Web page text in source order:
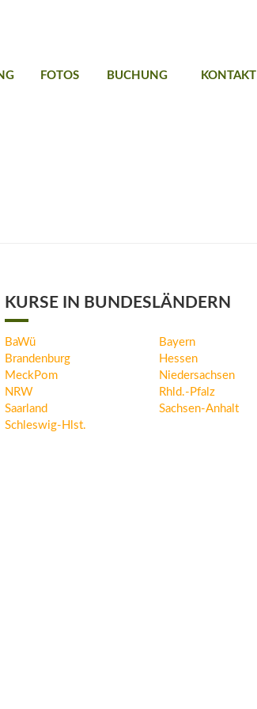
FOTOS BUCHUNG KONTAKT
KURSE IN BUNDESLÄNDERN
BaWü
Bayern
Brandenburg
Hessen
MeckPom
Niedersachsen
NRW
Rhld.-Pfalz
Saarland
Sachsen-Anhalt
Schleswig-Hlst.